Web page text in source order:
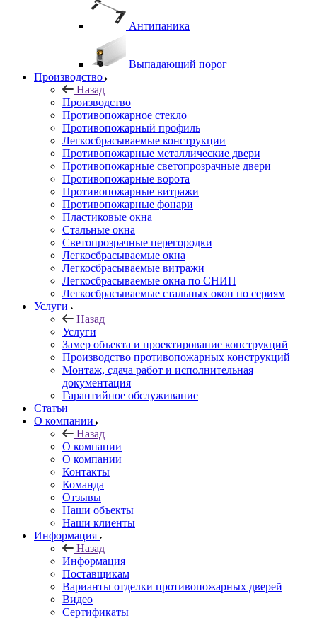
Антипаника
Выпадающий порог
Производство
Назад
Производство
Противопожарное стекло
Противопожарный профиль
Легкосбрасываемые конструкции
Противопожарные металлические двери
Противопожарные светопрозрачные двери
Противопожарные ворота
Противопожарные витражи
Противопожарные фонари
Пластиковые окна
Стальные окна
Светопрозрачные перегородки
Легкосбрасываемые окна
Легкосбрасываемые витражи
Легкосбрасываемые окна по СНИП
Легкосбрасываемые стальных окон по сериям
Услуги
Назад
Услуги
Замер объекта и проектирование конструкций
Производство противопожарных конструкций
Монтаж, сдача работ и исполнительная
документация
Гарантийное обслуживание
Статьи
О компании
Назад
О компании
О компании
Контакты
Команда
Отзывы
Наши объекты
Наши клиенты
Информация
Назад
Информация
Поставщикам
Варианты отделки противопожарных дверей
Видео
Сертификаты